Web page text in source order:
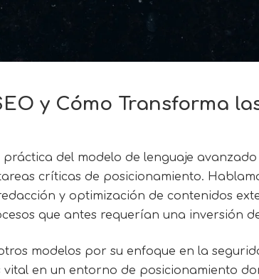
y Cómo Transforma
del modelo de lenguaje
críticas de posicionamiento.
y optimización de contenidos
que antes requerían una inversión
modelos por su enfoque en la
vital en un entorno de posicionamiento